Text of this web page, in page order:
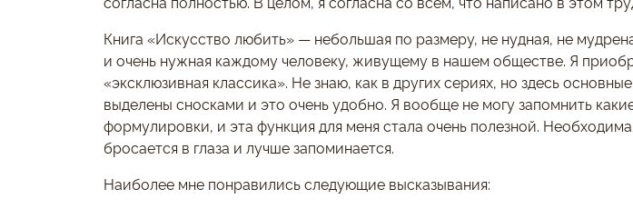
Книга «Искусство любить» — небольшая по размеру, не нудная, не
и очень нужная каждому человеку, живущему в нашем обществе. Я
«эксклюзивная классика». Не знаю, как в других сериях, но здесь
выделены сносками и это очень удобно. Я вообще не могу запомнить
формулировки, и эта функция для меня стала очень полезной.
бросается в глаза и лучше запоминается.
Наиболее мне понравились следующие высказывания: